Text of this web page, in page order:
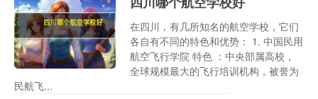
在四川，有几所知名的航空学校，它们
各自有不同的特色和优势： 1. 中国民用
航空飞行学院 特色 ：中央部属高校，
全球规模最大的飞行培训机构，被誉为
民航飞...